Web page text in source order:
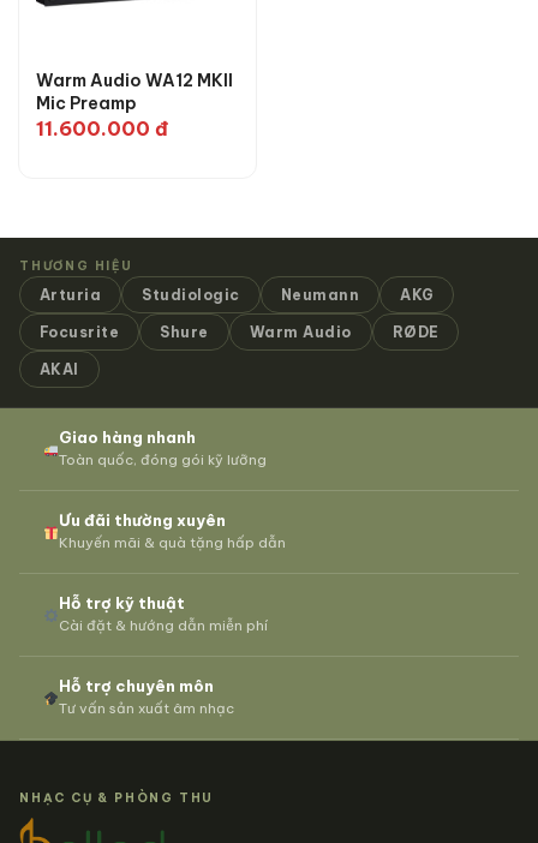
Warm Audio WA12 MKII
Mic Preamp
11.600.000 đ
THƯƠNG HIỆU
Arturia Studiologic Neumann AKG
Focusrite Shure Warm Audio RØDE
AKAI
Giao hàng nhanh
Toàn quốc, đóng gói kỹ lưỡng
Ưu đãi thường xuyên
Khuyến mãi & quà tặng hấp dẫn
Hỗ trợ kỹ thuật
Cài đặt & hướng dẫn miễn phí
Hỗ trợ chuyên môn
Tư vấn sản xuất âm nhạc
NHẠC CỤ & PHÒNG THU